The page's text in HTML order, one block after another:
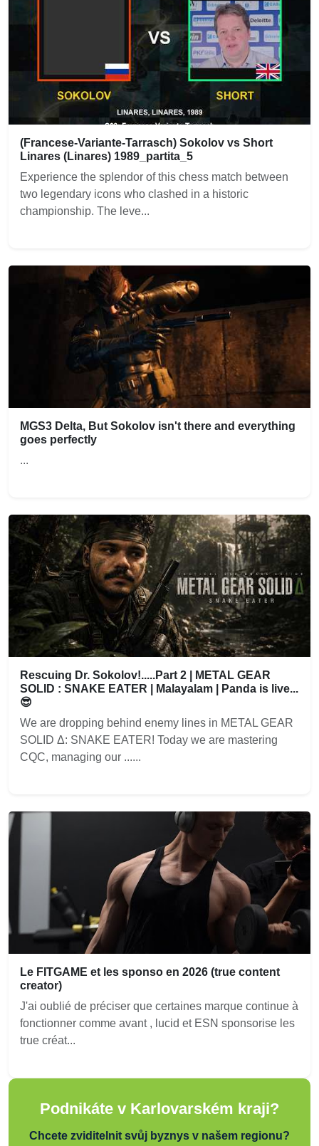
(Francese-Variante-Tarrasch) Sokolov vs Short
Linares (Linares) 1989_partita_5
Experience the splendor of this chess match between
two legendary icons who clashed in a historic
championship. The leve...
MGS3 Delta, But Sokolov isn't there and everything
goes perfectly
...
Rescuing Dr. Sokolov!.....Part 2 | METAL GEAR
SOLID : SNAKE EATER | Malayalam | Panda is live...
😎
We are dropping behind enemy lines in METAL GEAR
SOLID Δ: SNAKE EATER! Today we are mastering
CQC, managing our ......
Le FITGAME et les sponso en 2026 (true content
creator)
J'ai oublié de préciser que certaines marque continue à
fonctionner comme avant , lucid et ESN sponsorise les
true créat...
Podnikáte v Karlovarském kraji?
Chcete zviditelnit svůj byznys v našem regionu?